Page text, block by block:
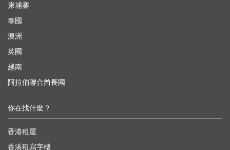
柬埔寨
泰國
澳洲
英國
越南
阿拉伯聯合酋長國
你在找什麼？
香港租屋
香港租寫字樓